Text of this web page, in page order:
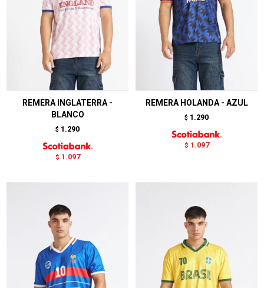
REMERA INGLATERRA -
BLANCO
$ 1.290
$ 1.097
REMERA HOLANDA - AZUL
$ 1.290
$ 1.097